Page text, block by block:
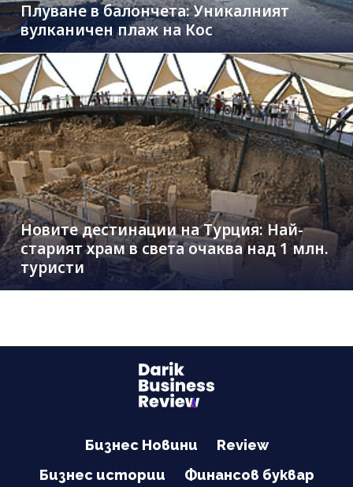
Плуване в балончета: Уникалният
вулканичен плаж на Кос
Новите дестинации на Турция: Най-
старият храм в света очаква над 1 млн.
туристи
Бизнес Новини
Review
Бизнес истории
Финансов буквар